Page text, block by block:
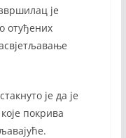
је
отуђених
је да је
покрива